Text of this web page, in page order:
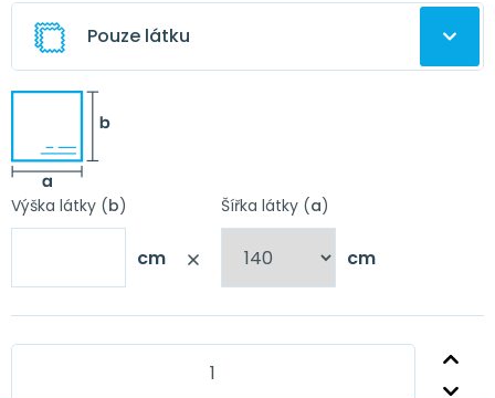
Pouze látku
Vyberte úpravu závěsu
Nápověda
Obšití + řasící stuha Nápověda
Obšití + narážecí kroužky 4 cm
Výška látky (b)
cm
Šířka látky (a)
cm